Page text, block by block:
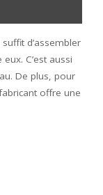
d’assembler
C’est aussi
De plus, pour
offre une